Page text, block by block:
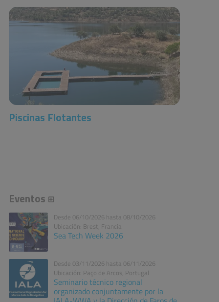
Piscinas Flotantes
Eventos
Desde 06/10/2026 hasta 08/10/2026
Ubicación: Brest, Francia
Sea Tech Week 2026
Desde 03/11/2026 hasta 06/11/2026
Ubicación: Paço de Arcos, Portugal
Seminario técnico regional
organizado conjuntamente por la